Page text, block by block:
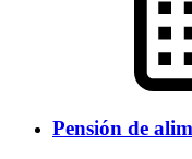
Pensión de